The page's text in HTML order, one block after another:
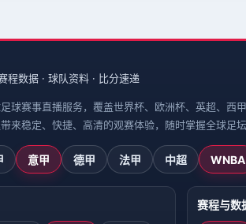
程数据 · 球队资料 · 比分速递
球赛事直播服务，覆盖世界杯、欧洲杯、英超、
来稳定、快捷、高清的观赛体验，随时掌握全球足坛
意甲 德甲 法甲 中超 WNBA
赛程与数